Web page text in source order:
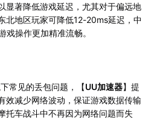
显著降低游戏延迟，尤其对于偏远地
北地区玩家可降低12-20ms延迟，中
操作更加精准流畅。
常见的丢包问题，【UU加速器】提
效减少网络波动，保证游戏数据传输
托车战斗中不再因为网络问题而失